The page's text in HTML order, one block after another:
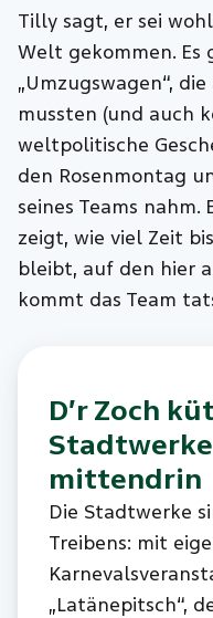
Tilly sagt, er sei
Welt gekommen. Es
„Umzugswagen“,
mussten (und auch
weltpolitische
den Rosenmontag
seines Teams
zeigt, wie viel Zeit
bleibt, auf den hier
kommt das Team
D’r Zoch
mittendrin
Die Stadtwerke
Treibens: mit
„Latänepitsch“,